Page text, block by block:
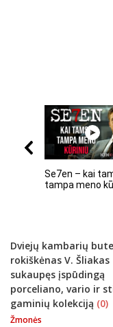
Se7en – kai
tampa meno
Dviejų kambarių bute
rokiškėnas V. Šliakas
sukaupęs įspūdingą
porceliano, vario ir
gaminių kolekciją (0)
Žmonės